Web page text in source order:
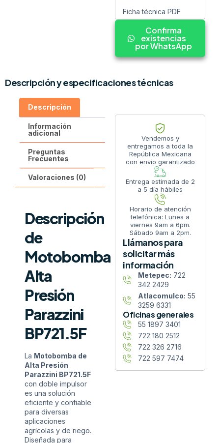
Ficha técnica PDF
Confirma
existencias
por WhatsApp
Descripción y especificaciones técnicas
Descripción
Información
adicional
Preguntas
Frecuentes
Valoraciones (0)
Descripción
de
Motobomba
Alta
Presión
Parazzini
BP721.5F
La Motobomba de
Alta Presión
Parazzini BP721.5F
con doble impulsor
es una solución
eficiente y confiable
para diversas
aplicaciones
agrícolas y de riego.
Diseñada para
Vendemos y
entregamos a toda la
República Mexicana
con envío garantizado
Entrega estimada de 2
a 5 día hábiles
Horario de atención
telefónica: Lunes a
viernes 9am a 6pm.
Sábado 9am a 2pm.
Llámanos para
solicitar más
información
Metepec: 722
342 2429
Atlacomulco: 55
3259 6331
Oficinas generales
55 1897 3401
722 180 2512
722 326 2716
722 597 7474